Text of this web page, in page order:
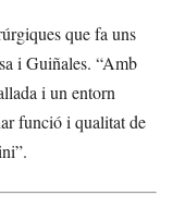
que fa uns
i Guiñales. “Amb
i un entorn
funció i qualitat de